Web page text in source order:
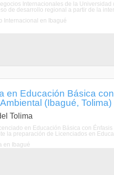
Internacionales de la
de desarrollo regional a partir de la
Internacional en Ibagué
en Educación Básica
(Ibagué, Tolima)
Tolima
en Educación Básica con
la preparación de Licenciados en
en Ibagué